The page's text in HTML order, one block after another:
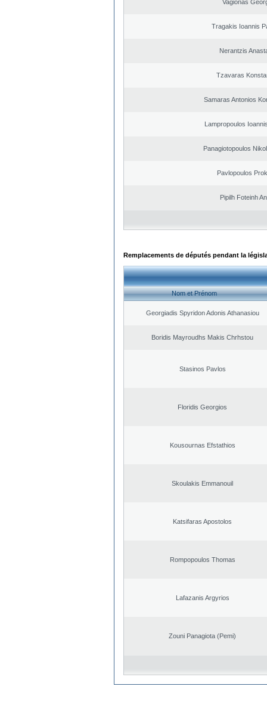
Vagionas
Tragakis Ioannis
Nerantzis
Tzavaras
Samaras Antonios
Lampropoulos
Panagiotopoulos
Pavlopoulos
Pipilh Foteinh
Remplacements de députés pendant la
Nom et Prénom
Georgiadis Spyridon Adonis Athanasiou
Boridis Mayroudhs Makis Chrhstou
Stasinos Pavlos
Floridis Georgios
Kousournas Efstathios
Skoulakis Emmanouil
Katsifaras Apostolos
Rompopoulos Thomas
Lafazanis Argyrios
Zouni Panagiota (Pemi)